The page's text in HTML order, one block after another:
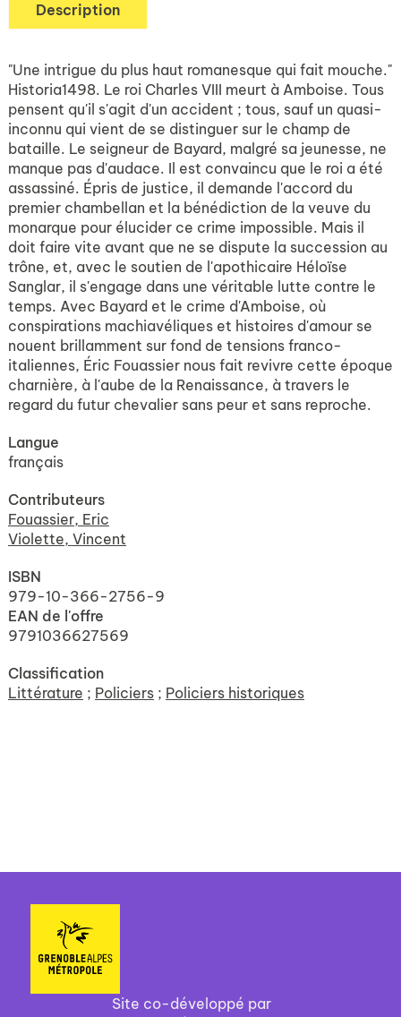
Description
"Une intrigue du plus haut romanesque qui fait mouche."
Historia1498. Le roi Charles VIII meurt à Amboise. Tous
pensent qu'il s'agit d'un accident ; tous, sauf un quasi-
inconnu qui vient de se distinguer sur le champ de
bataille. Le seigneur de Bayard, malgré sa jeunesse, ne
manque pas d'audace. Il est convaincu que le roi a été
assassiné. Épris de justice, il demande l'accord du
premier chambellan et la bénédiction de la veuve du
monarque pour élucider ce crime impossible. Mais il
doit faire vite avant que ne se dispute la succession au
trône, et, avec le soutien de l'apothicaire Héloïse
Sanglar, il s'engage dans une véritable lutte contre le
temps. Avec Bayard et le crime d'Amboise, où
conspirations machiavéliques et histoires d'amour se
nouent brillamment sur fond de tensions franco-
italiennes, Éric Fouassier nous fait revivre cette époque
charnière, à l'aube de la Renaissance, à travers le
regard du futur chevalier sans peur et sans reproche.
Langue
français
Contributeurs
Fouassier, Eric
Violette, Vincent
ISBN
979-10-366-2756-9
EAN de l'offre
9791036627569
Classification
Littérature ; Policiers ; Policiers historiques
Site co-développé par